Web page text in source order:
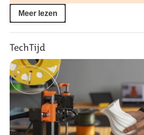
Meer lezen
TechTijd